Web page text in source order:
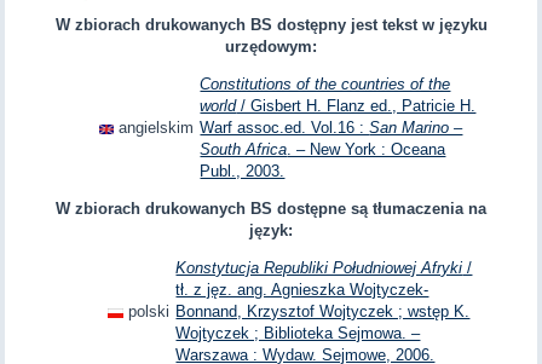
W zbiorach drukowanych BS dostępny jest tekst w języku
urzędowym:
angielskim
Constitutions of the countries of the
world/ Gisbert H. Flanz ed., Patricie H.
Warf assoc.ed. Vol.16 :San Marino –
South Africa. – New York : Oceana
Publ., 2003.
W zbiorach drukowanych BS dostępne są tłumaczenia na
język:
polski
Konstytucja Republiki Południowej Afryki /
tł. z jęz. ang. Agnieszka Wojtyczek-
Bonnand, Krzysztof Wojtyczek ; wstęp K.
Wojtyczek ; Biblioteka Sejmowa. –
Warszawa : Wydaw. Sejmowe, 2006.